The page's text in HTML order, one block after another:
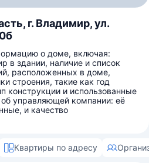
г. Владимир, ул.
о доме, включая:
в здании, наличие и список
расположенных в доме,
строения, такие как год
конструкции и использованные
управляющей компании: её
и качество
Квартиры по адресу